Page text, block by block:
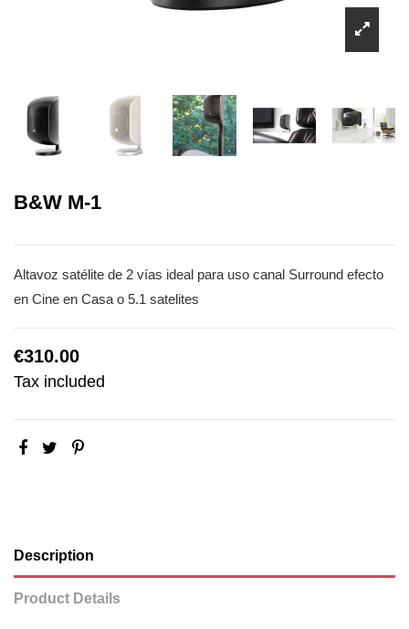
B&W M-1
Altavoz satélite de 2 vías ideal para uso canal Surround efecto
en Cine en Casa o 5.1 satelites
€310.00
Tax included
Description
Product Details